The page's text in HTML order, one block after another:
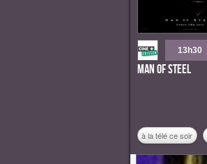
13h30
Man of Steel
à la télé ce soir